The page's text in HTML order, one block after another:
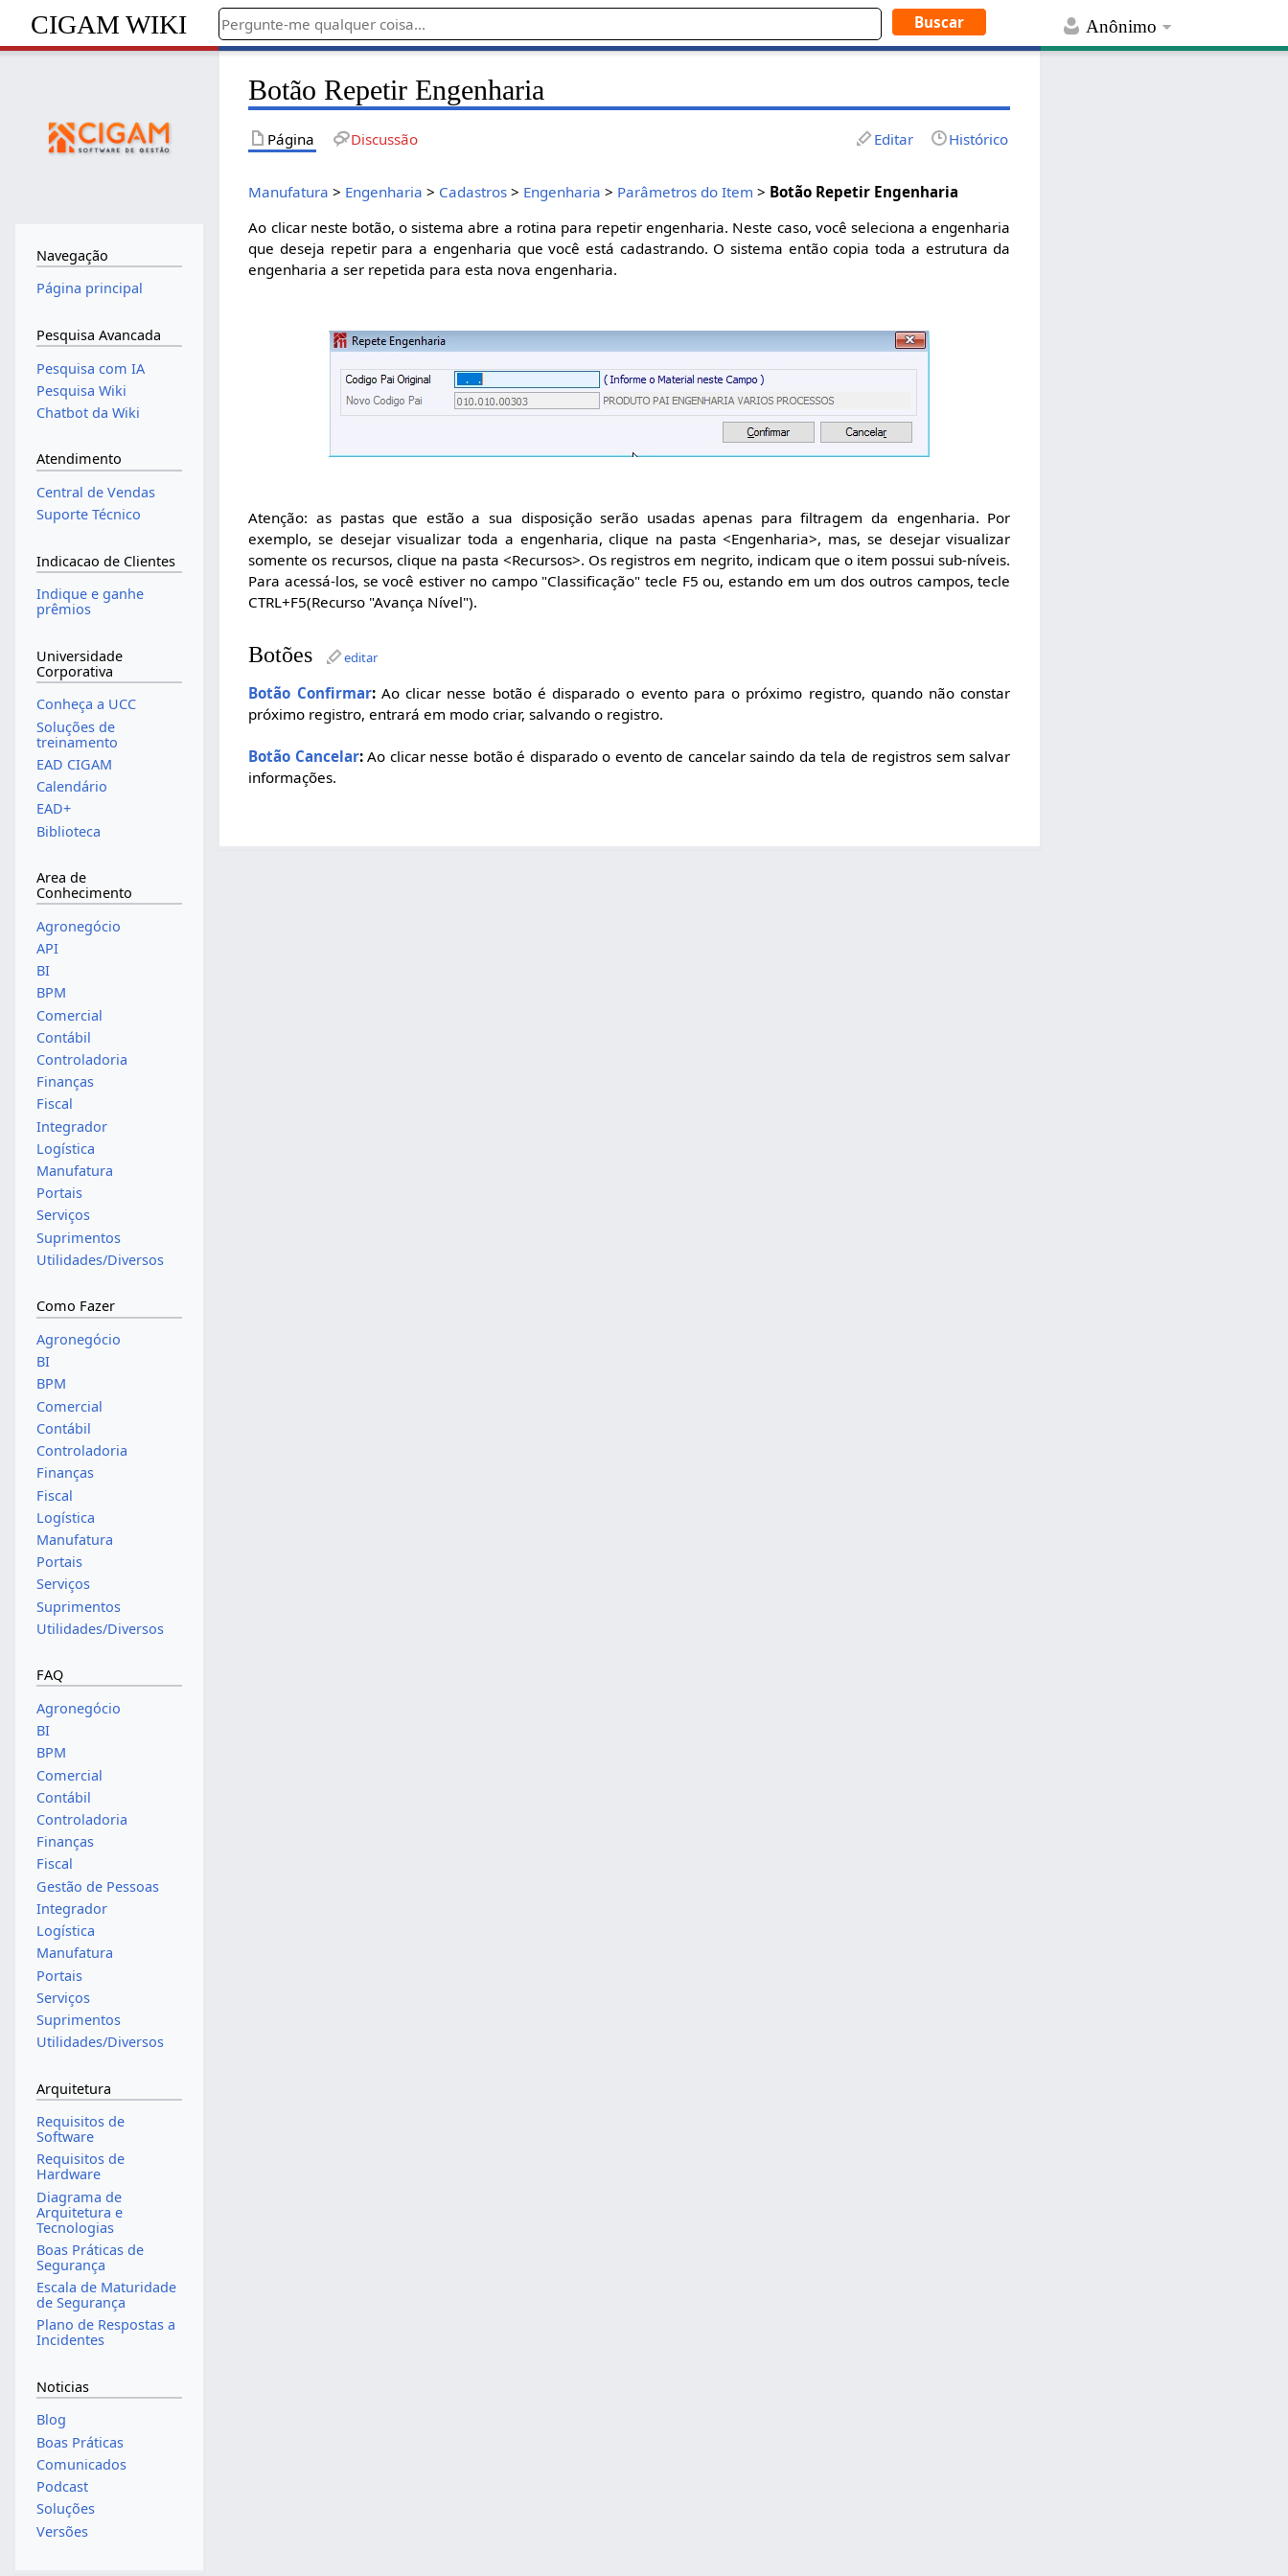
Anônimo
CIGAM WIKI
Botão Repetir Engenharia
Página Discussão Editar Histórico
Manufatura > Engenharia > Cadastros > Engenharia > Parâmetros do Item > Botão Repetir Engenharia
Ao clicar neste botão, o sistema abre a rotina para repetir engenharia. Neste caso, você seleciona a engenharia
que deseja repetir para a engenharia que você está cadastrando. O sistema então copia toda a estrutura da
engenharia a ser repetida para esta nova engenharia.
Atenção: as pastas que estão a sua disposição serão usadas apenas para filtragem da engenharia. Por
exemplo, se desejar visualizar toda a engenharia, clique na pasta <Engenharia>, mas, se desejar visualizar
somente os recursos, clique na pasta <Recursos>. Os registros em negrito, indicam que o item possui sub-níveis.
Para acessá-los, se você estiver no campo "Classificação" tecle F5 ou, estando em um dos outros campos, tecle
CTRL+F5(Recurso "Avança Nível").
Botões editar
Botão Confirmar:Ao clicar nesse botão é disparado o evento para o próximo registro, quando não constar
próximo registro, entrará em modo criar, salvando o registro.
Botão Cancelar:Ao clicar nesse botão é disparado o evento de cancelar saindo da tela de registros sem salvar
informações.
Navegação
Página principal
Pesquisa Avancada
Pesquisa com IA
Pesquisa Wiki
Chatbot da Wiki
Atendimento
Central de Vendas
Suporte Técnico
Indicacao de Clientes
Indique e ganhe
prêmios
Universidade
Corporativa
Conheça a UCC
Soluções de
treinamento
EAD CIGAM
Calendário
EAD+
Biblioteca
Area de
Conhecimento
Agronegócio
API
BI
BPM
Comercial
Contábil
Controladoria
Finanças
Fiscal
Integrador
Logística
Manufatura
Portais
Serviços
Suprimentos
Utilidades/Diversos
Como Fazer
Agronegócio
BI
BPM
Comercial
Contábil
Controladoria
Finanças
Fiscal
Logística
Manufatura
Portais
Serviços
Suprimentos
Utilidades/Diversos
FAQ
Agronegócio
BI
BPM
Comercial
Contábil
Controladoria
Finanças
Fiscal
Gestão de Pessoas
Integrador
Logística
Manufatura
Portais
Serviços
Suprimentos
Utilidades/Diversos
Arquitetura
Requisitos de
Software
Requisitos de
Hardware
Diagrama de
Arquitetura e
Tecnologias
Boas Práticas de
Segurança
Escala de Maturidade
de Segurança
Plano de Respostas a
Incidentes
Noticias
Blog
Boas Práticas
Comunicados
Podcast
Soluções
Versões